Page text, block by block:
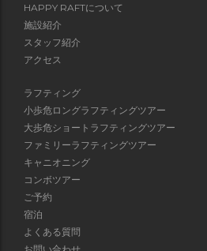
HAPPY RAFTについて
施設紹介
スタッフ紹介
アクセス
ラフティング
小歩危ロングラフティングツアー
大歩危ショートラフティングツアー
ファミリーラフティングツアー
キャニオニング
コンボツアー
ご予約
宿泊
よくある質問